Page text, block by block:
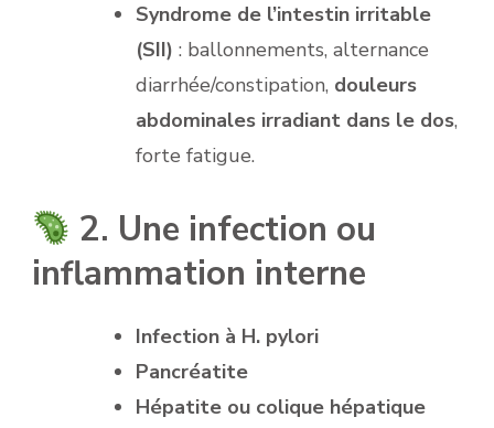
Syndrome de l’intestin irritable
(SII) : ballonnements, alternance
diarrhée/constipation, douleurs
abdominales irradiant dans le dos,
forte fatigue.
2. Une infection ou
inflammation interne
Infection à H. pylori
Pancréatite
Hépatite ou colique hépatique